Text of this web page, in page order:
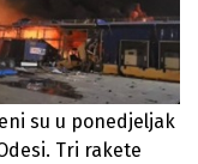
su u ponedjeljak
Tri rakete